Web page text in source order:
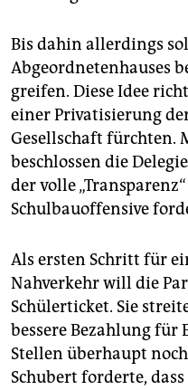
Bis dahin allerdings
Abgeordnetenhauses
greifen. Diese Idee
einer Privatisierung
Gesellschaft fürchten.
beschlossen die
der volle
Schulbauoffensive
Als ersten Schritt für
Nahverkehr will die
Schülerticket. Sie
bessere Bezahlung für
Stellen überhaupt
Schubert forderte,